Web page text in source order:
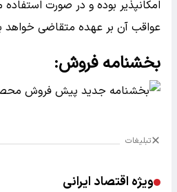
امکانپذیر بوده و در صورت
عواقب آن بر عهده متقاضی خواهد
بخشنامه فروش:
تبلیغات
ویژه اقتصاد ایرانی